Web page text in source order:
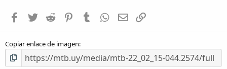
l
(
Facebook
Twitter Reddit PinterestTumblr WhatsApp
E-mail
Copiar enlace de imagen